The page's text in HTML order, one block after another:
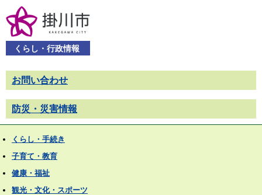
くらし・行政情報
お問い合わせ
防災・災害情報
くらし・手続き
子育て・教育
健康・福祉
観光・文化・スポーツ